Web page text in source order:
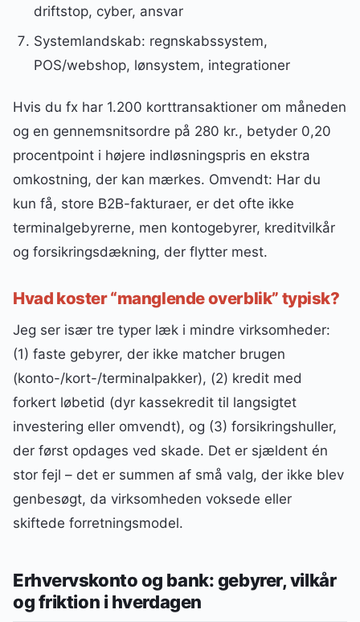
driftstop, cyber, ansvar
Systemlandskab: regnskabssystem,
POS/webshop, lønsystem, integrationer
Hvis du fx har 1.200 korttransaktioner om måneden
og en gennemsnitsordre på 280 kr., betyder 0,20
procentpoint i højere indløsningspris en ekstra
omkostning, der kan mærkes. Omvendt: Har du
kun få, store B2B-fakturaer, er det ofte ikke
terminalgebyrerne, men kontogebyrer, kreditvilkår
og forsikringsdækning, der flytter mest.
Hvad koster “manglende overblik” typisk?
Jeg ser især tre typer læk i mindre virksomheder:
(1) faste gebyrer, der ikke matcher brugen
(konto-/kort-/terminalpakker), (2) kredit med
forkert løbetid (dyr kassekredit til langsigtet
investering eller omvendt), og (3) forsikringshuller,
der først opdages ved skade. Det er sjældent én
stor fejl – det er summen af små valg, der ikke blev
genbesøgt, da virksomheden voksede eller
skiftede forretningsmodel.
Erhvervskonto og bank: gebyrer, vilkår
og friktion i hverdagen